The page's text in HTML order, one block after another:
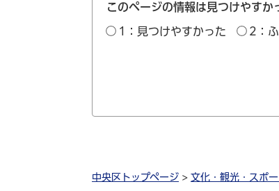
このページの情報は見つけやすか
1：見つけやすかった 2：
中央区トップページ > 文化・観光・スポ